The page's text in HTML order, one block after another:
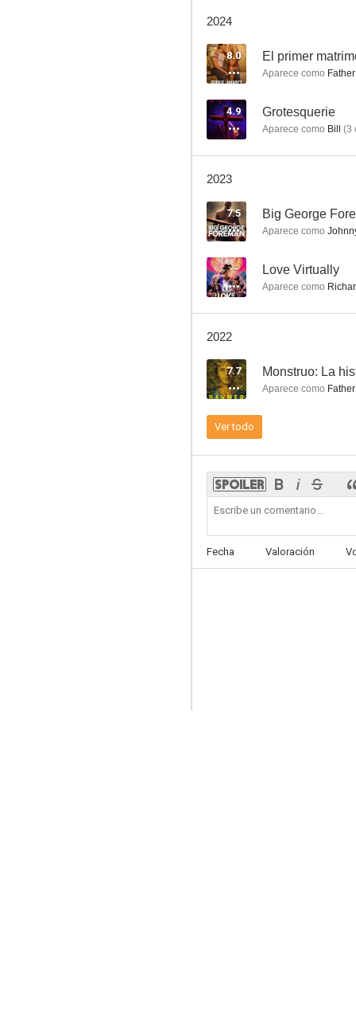
Expediente X
8.8
Colgados en Filadelfia
El mentalista
8.7
2024
8.0
Aparece como
4.9 Grotesquerie
Aparece como Bill (3
2023
7.5 Big George
Aparece como
-- Love Virtually
Aparece como
2022
7.7
Aparece como
Ver todo
Fecha Valoración